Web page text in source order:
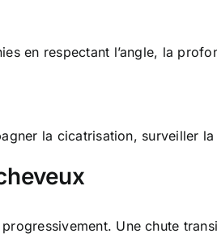
en respectant l’angle, la
la cicatrisation, surveiller
Une chute